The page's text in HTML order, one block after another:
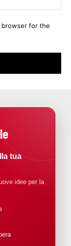
browser for the
tua
idee per la